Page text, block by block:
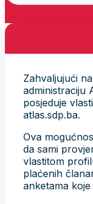
Zahvaljujući
administraciju
posjeduje
atlas.sdp.ba.
Ova
da sami
vlastitom
plaćenih
anketama